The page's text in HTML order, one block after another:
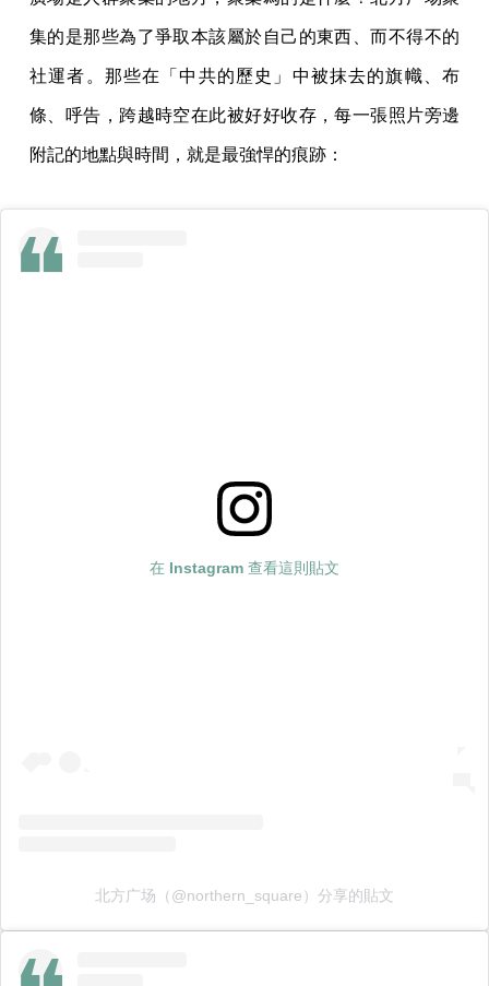
集的是那些為了爭取本該屬於自己的東西、而不得不的
社運者。那些在「中共的歷史」中被抹去的旗幟、布
條、呼告，跨越時空在此被好好收存，每一張照片旁邊
附記的地點與時間，就是最強悍的痕跡：
在 Instagram 查看這則貼文
北方广场（@northern_square）分享的貼文